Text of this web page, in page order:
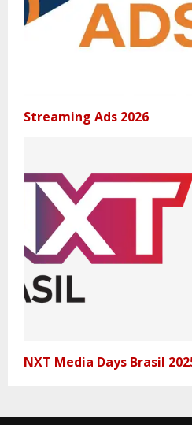
Streaming Ads 2026
NXT Media Days Brasil